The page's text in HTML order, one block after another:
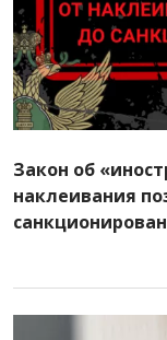
Закон об
наклеивания